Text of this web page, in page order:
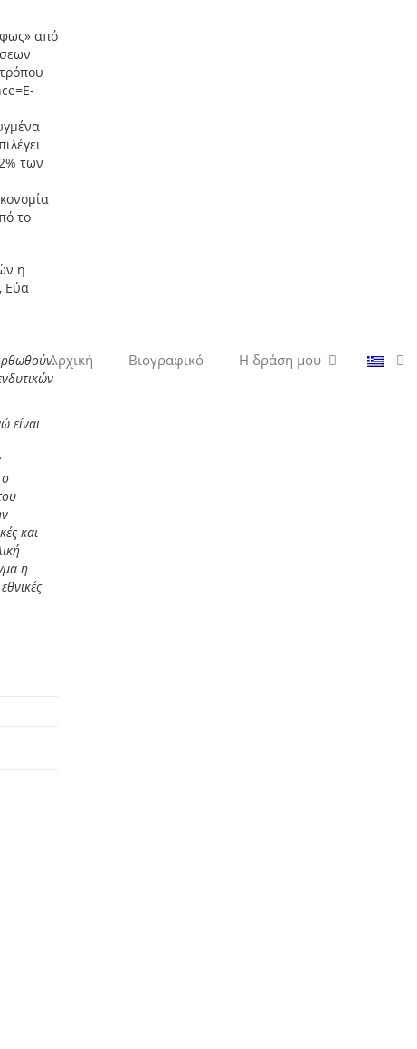
Αρχική Βιογραφικό Η δράση μου
από
των
το
η
Εύα
είναι
και
η